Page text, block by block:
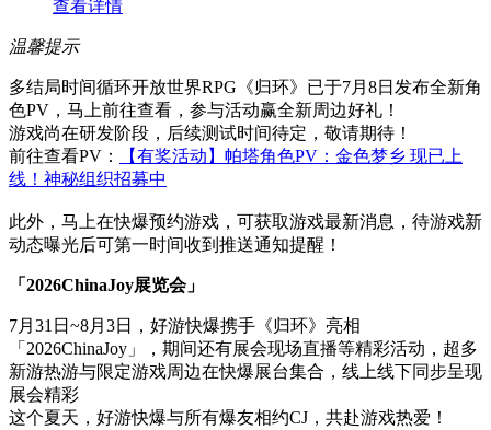
查看详情
温馨提示
多结局时间循环开放世界RPG《归环》已于7月8日发布全新角
色PV，马上前往查看，参与活动赢全新周边好礼！
游戏尚在研发阶段，后续测试时间待定，敬请期待！
前往查看PV：
【有奖活动】帕塔角色PV：金色梦乡 现已上
线！神秘组织招募中
此外，马上在快爆预约游戏，可获取游戏最新消息，待游戏新
动态曝光后可第一时间收到推送通知提醒！
「2026ChinaJoy展览会」
7月31日~8月3日，好游快爆携手《归环》亮相
「2026ChinaJoy」，期间还有展会现场直播等精彩活动，超多
新游热游与限定游戏周边在快爆展台集合，线上线下同步呈现
展会精彩
这个夏天，好游快爆与所有爆友相约CJ，共赴游戏热爱！